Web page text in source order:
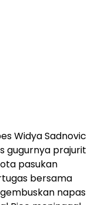
Widya Sadnovic
gugurnya prajurit
pasukan
bersama
napas